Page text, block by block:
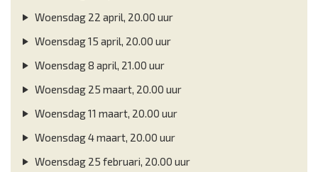
Woensdag 22 april, 20.00 uur
Woensdag 15 april, 20.00 uur
Woensdag 8 april, 21.00 uur
Woensdag 25 maart, 20.00 uur
Woensdag 11 maart, 20.00 uur
Woensdag 4 maart, 20.00 uur
Woensdag 25 februari, 20.00 uur